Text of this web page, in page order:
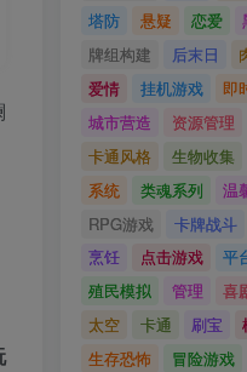
塔防
悬疑 恋爱
牌组构建
后末日
爱情
挂机游戏 即
城市营造
资源管理
卡通风格
生物收集
系统
类魂系列 温
RPG游戏
卡牌战斗
烹饪
点击游戏 平
殖民模拟
管理 喜
太空
卡通 刷宝
生存恐怖
冒险游戏